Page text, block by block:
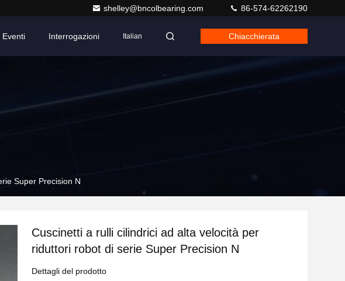
shelley@bncolbearing.com 86-574-62262190
Eventi Interrogazioni Italian Chiacchierata
Super Precision N
Cuscinetti a rulli cilindrici ad alta velocità per
riduttori robot di serie Super Precision N
Dettagli del prodotto